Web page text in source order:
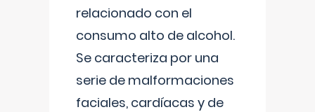
relacionado con el
consumo alto de alcohol.
Se caracteriza por una
serie de malformaciones
faciales, cardíacas y de